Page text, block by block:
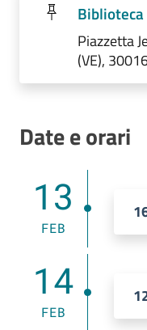
Biblioteca
Piazzetta
(VE),
Date e orari
13
FEB
14
FEB